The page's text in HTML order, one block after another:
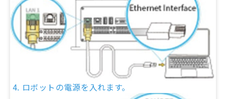
4. ロボットの電源を入れます。